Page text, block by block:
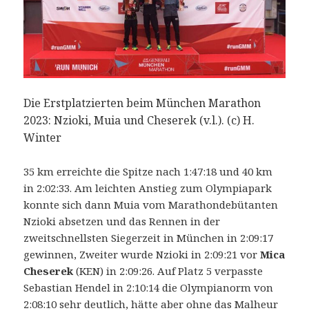
Die Erstplatzierten beim München Marathon
2023: Nzioki, Muia und Cheserek (v.l.). (c) H.
Winter
35 km erreichte die Spitze nach 1:47:18 und 40 km
in 2:02:33. Am leichten Anstieg zum Olympiapark
konnte sich dann Muia vom Marathondebütanten
Nzioki absetzen und das Rennen in der
zweitschnellsten Siegerzeit in München in 2:09:17
gewinnen, Zweiter wurde Nzioki in 2:09:21 vorMica
Cheserek(KEN) in 2:09:26. Auf Platz 5 verpasste
Sebastian Hendel in 2:10:14 die Olympianorm von
2:08:10 sehr deutlich, hätte aber ohne das Malheur